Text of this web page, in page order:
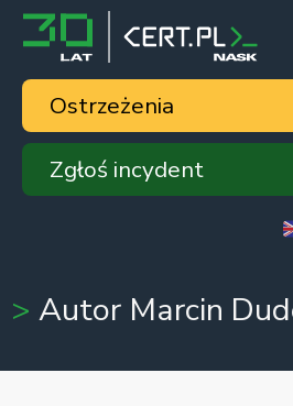
Ostrzeżenia
Zgłoś incydent
Autor Marcin